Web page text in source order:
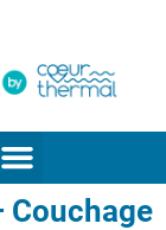
Couchage